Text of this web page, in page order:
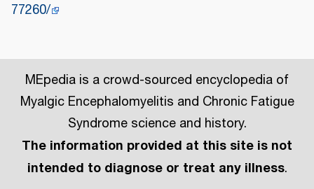
77260/
MEpedia is a crowd-sourced encyclopedia of
Myalgic Encephalomyelitis and Chronic Fatigue
Syndrome science and history.
The information provided at this site is not
intended to diagnose or treat any illness.